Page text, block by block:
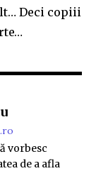
Deci copiii
vorbesc
de a afla